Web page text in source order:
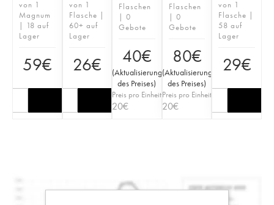
von 1
Magnum
| 18 auf
Lager
59€
von 1
Flasche |
60+ auf
Lager
26€
Flaschen
| 0
Gebote
40€
(Aktualisierung
des Preises)
Preis pro Einheit
20€
Flaschen
| 0
Gebote
80€
(Aktualisierung
des Preises)
Preis pro Einheit
20€
von 1
Flasche |
58 auf
Lager
29€